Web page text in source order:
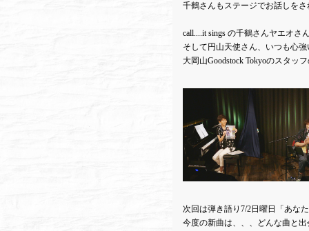
千鶴さんもステージでお話しを
call....it sings の千鶴さんヤエオ
そして円山天使さん、いつも心
大岡山Goodstock Tokyoのスタッ
次回は弾き語り7/2日曜日「あな
今度の新曲は、、、どんな曲と